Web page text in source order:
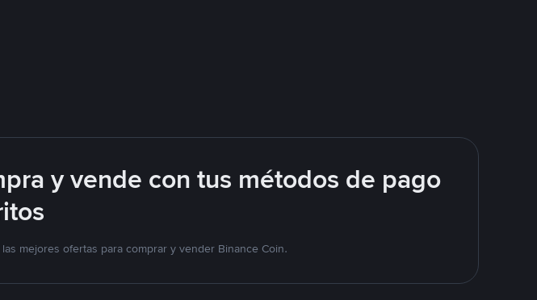
y vende con tus métodos de pago
mejores ofertas para comprar y vender Binance Coin.